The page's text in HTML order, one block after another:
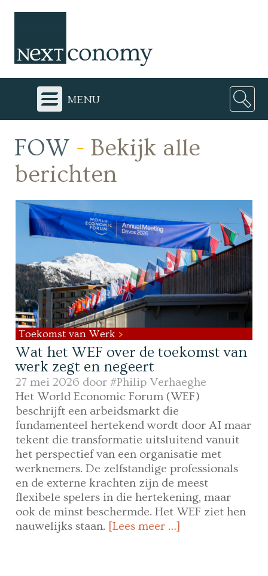
menu
FOW - Bekijk alle
berichten
Toekomst van Werk
Wat het WEF over de toekomst van
werk zegt en negeert
27 mei 2026 door #Philip Verhaeghe
Het World Economic Forum (WEF)
beschrijft een arbeidsmarkt die
fundamenteel hertekend wordt door AI maar
tekent die transformatie uitsluitend vanuit
het perspectief van een organisatie met
werknemers. De zelfstandige professionals
en de externe krachten zijn de meest
flexibele spelers in die hertekening, maar
ook de minst beschermde. Het WEF ziet hen
nauwelijks staan. [Lees meer …]